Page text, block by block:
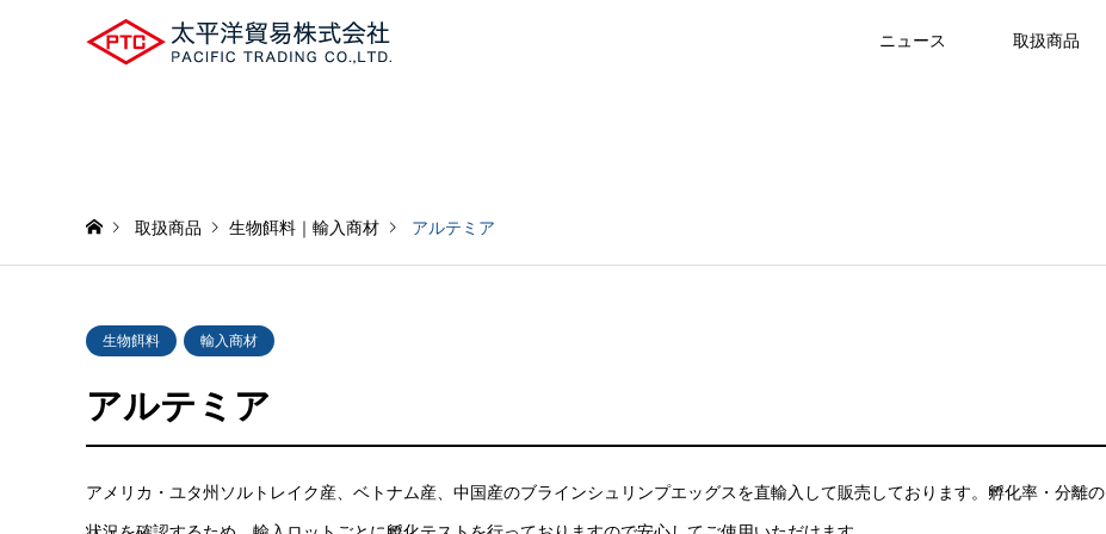
ニュース 取扱商品
取扱商品 生物餌料 ｜ 輸入商材 アルテミア
生物餌料 輸入商材
アルテミア
アメリカ・ユタ州ソルトレイク産、ベトナム産、中国産のブラインシュリンプエッグスを直輸入して販売しております。孵化率・分離の